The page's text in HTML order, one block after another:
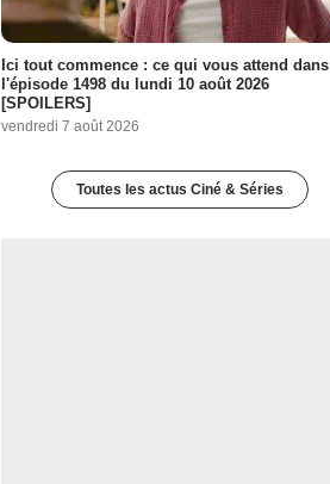
Ici tout commence : ce qui vous attend dans
l'épisode 1498 du lundi 10 août 2026
[SPOILERS]
vendredi 7 août 2026
Toutes les actus Ciné & Séries